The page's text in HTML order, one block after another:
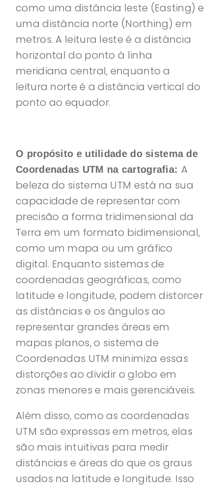
como uma distância leste (Easting) e
uma distância norte (Northing) em
metros. A leitura leste é a distância
horizontal do ponto à linha
meridiana central, enquanto a
leitura norte é a distância vertical do
ponto ao equador.
O propósito e utilidade do sistema de
Coordenadas UTM na cartografia: A
beleza do sistema UTM está na sua
capacidade de representar com
precisão a forma tridimensional da
Terra em um formato bidimensional,
como um mapa ou um gráfico
digital. Enquanto sistemas de
coordenadas geográficas, como
latitude e longitude, podem distorcer
as distâncias e os ângulos ao
representar grandes áreas em
mapas planos, o sistema de
Coordenadas UTM minimiza essas
distorções ao dividir o globo em
zonas menores e mais gerenciáveis.
Além disso, como as coordenadas
UTM são expressas em metros, elas
são mais intuitivas para medir
distâncias e áreas do que os graus
usados na latitude e longitude. Isso